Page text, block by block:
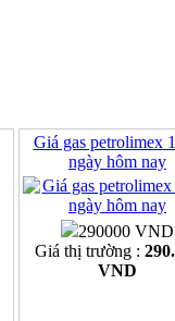
Giá gas petrolimex
ngày hôm nay
290000 VND
Giá thị trường :
VND